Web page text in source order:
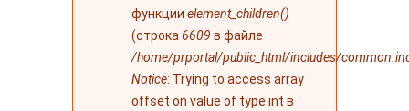
функции element_children()
(строка 6609 в файле
/home/prportal/public_html/includes/
Notice: Trying to access array
offset on value of type int в